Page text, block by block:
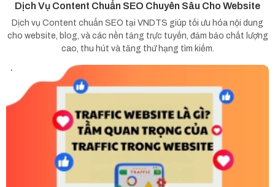
Dịch Vụ Content Chuẩn SEO Chuyên Sâu Cho Website
Dịch vụ Content chuẩn SEO tại VNDTS giúp tối ưu hóa nội dung
cho website, blog, và các nền tảng trực tuyến, đảm bảo chất lượng
cao, thu hút và tăng thứ hạng tìm kiếm.